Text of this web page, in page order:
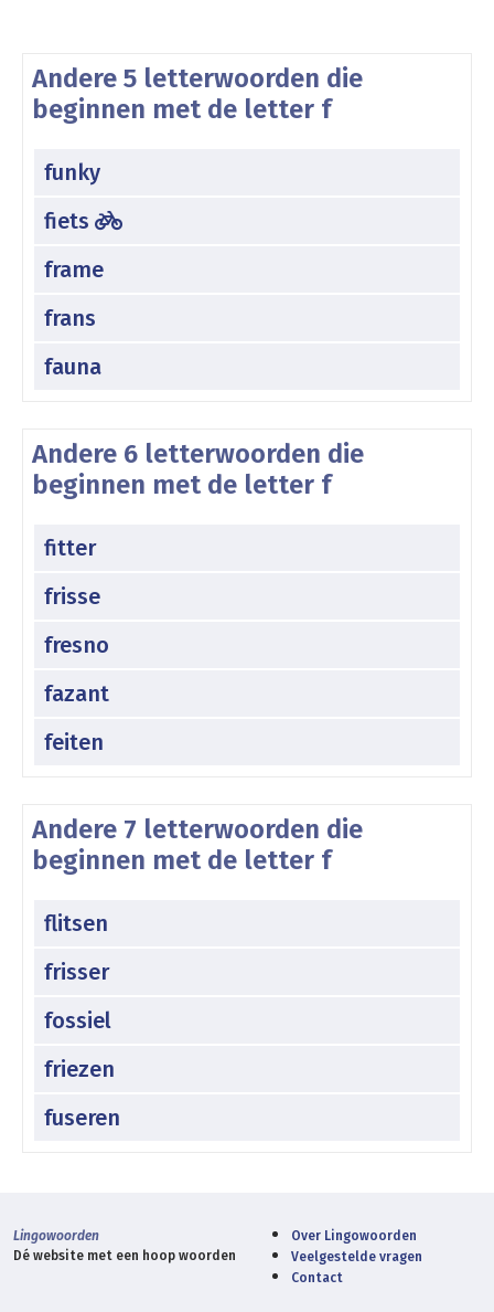
Andere 5 letterwoorden die
beginnen met de letter f
funky
fiets
frame
frans
fauna
Andere 6 letterwoorden die
beginnen met de letter f
fitter
frisse
fresno
fazant
feiten
Andere 7 letterwoorden die
beginnen met de letter f
flitsen
frisser
fossiel
friezen
fuseren
Lingowoorden
Dé website met een hoop woorden
Over Lingowoorden
Veelgestelde vragen
Contact